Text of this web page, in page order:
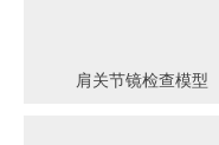
肩关节镜检查模型